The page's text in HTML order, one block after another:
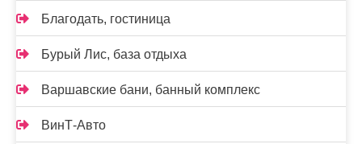
Благодать, гостиница
Бурый Лис, база отдыха
Варшавские бани, банный комплекс
ВинТ-Авто